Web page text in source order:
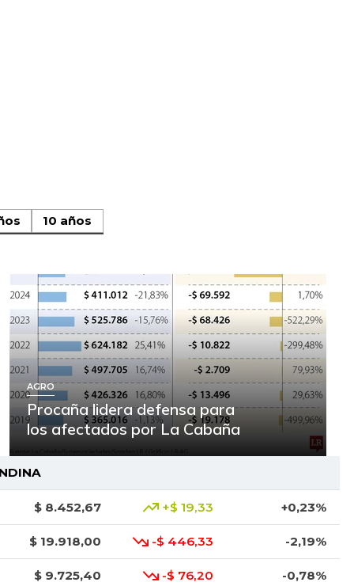
10 años
AGRO
Procaña lidera defensa para
los afectados por La Cabaña
$ 8.452,67 +$ 19,33 +0,23%
$ 19.918,00 -$ 446,33 -2,19%
$ 9.725,40 -$ 76,20 -0,78%